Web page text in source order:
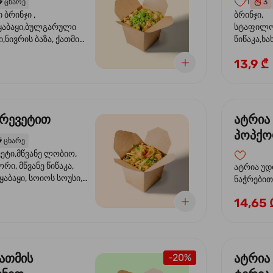
ცხარე
,
ბაზა, ქათმის
ხახვი,სეზამის
3
ბრინჯი,
სოუსი,
13,9 ₾
ცხარე
ლობიო,
მწვანე წიწაკა,
სოიოს სოუსი,
სოუსი, მწვანე ხახვი,
ატრია
სოსუით
ატრია
ნაჭრებით,
ნიორი)
14,65
-20%